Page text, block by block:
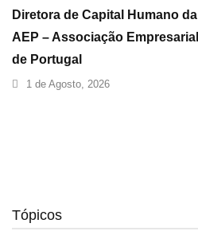
Diretora de Capital Humano da
AEP – Associação Empresarial
de Portugal
1 de Agosto, 2026
Tópicos